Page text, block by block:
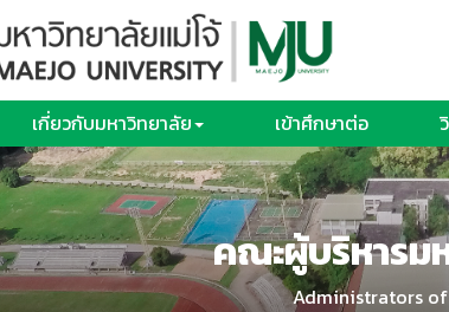
เกี่ยวกับมหาวิทยาลัย เข้าศึกษาต่อ
คณะผู้บริหารม
Administrators